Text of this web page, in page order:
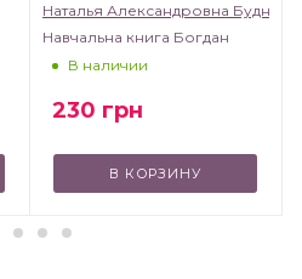
Наталья Александровна Будна
Навчальна книга Богдан
В наличии
230 грн
В КОРЗИНУ